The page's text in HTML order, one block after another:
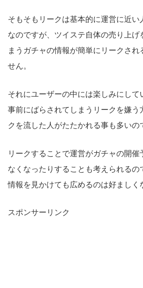
そもそもリークは基本的に運営に近い
なのですが、ツイステ自体の売り上げ
まうガチャの情報が簡単にリークされ
せん。
それにユーザーの中には楽しみにして
事前にばらされてしまうリークを嫌う
クを流した人がたたかれる事も多いの
リークすることで運営がガチャの開
なくなったりすることも考えられるの
情報を見かけても広めるのは好ましく
スポンサーリンク